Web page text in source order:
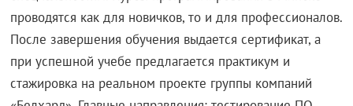
проводятся как для новичков, то и для профессионалов.
После завершения обучения выдается сертификат, а
при успешной учебе предлагается практикум и
стажировка на реальном проекте группы компаний